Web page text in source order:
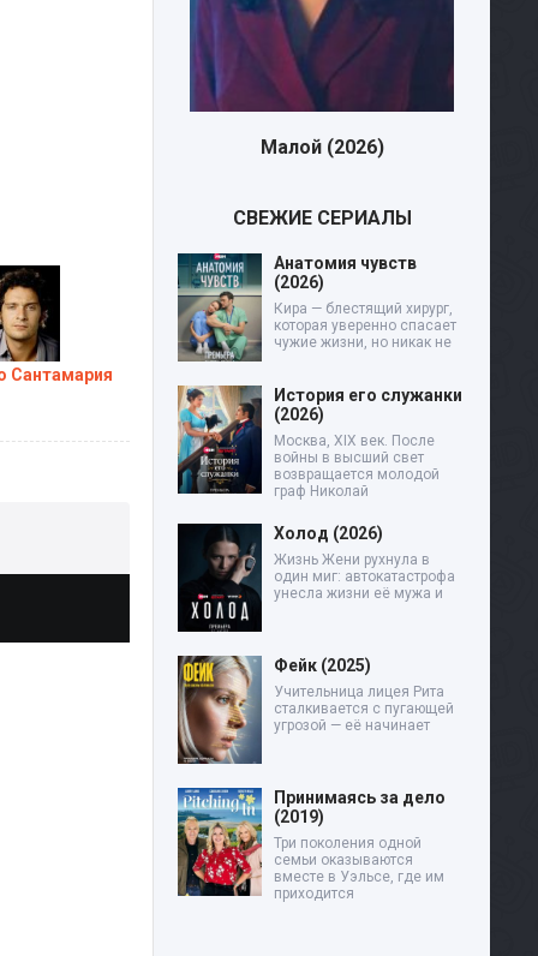
Сантамария
Малой (2026)
СВЕЖИЕ СЕРИАЛЫ
Анатомия чувств
(2026)
Кира — блестящий хирург,
которая уверенно спасает
чужие жизни, но никак не
История его служанки
(2026)
Москва, XIX век. После
войны в высший свет
возвращается молодой
граф Николай
Холод (2026)
Жизнь Жени рухнула в
один миг: автокатастрофа
унесла жизни её мужа и
Фейк (2025)
Учительница лицея Рита
сталкивается с пугающей
угрозой — её начинает
Принимаясь за дело
(2019)
Три поколения одной
семьи оказываются
вместе в Уэльсе, где им
приходится